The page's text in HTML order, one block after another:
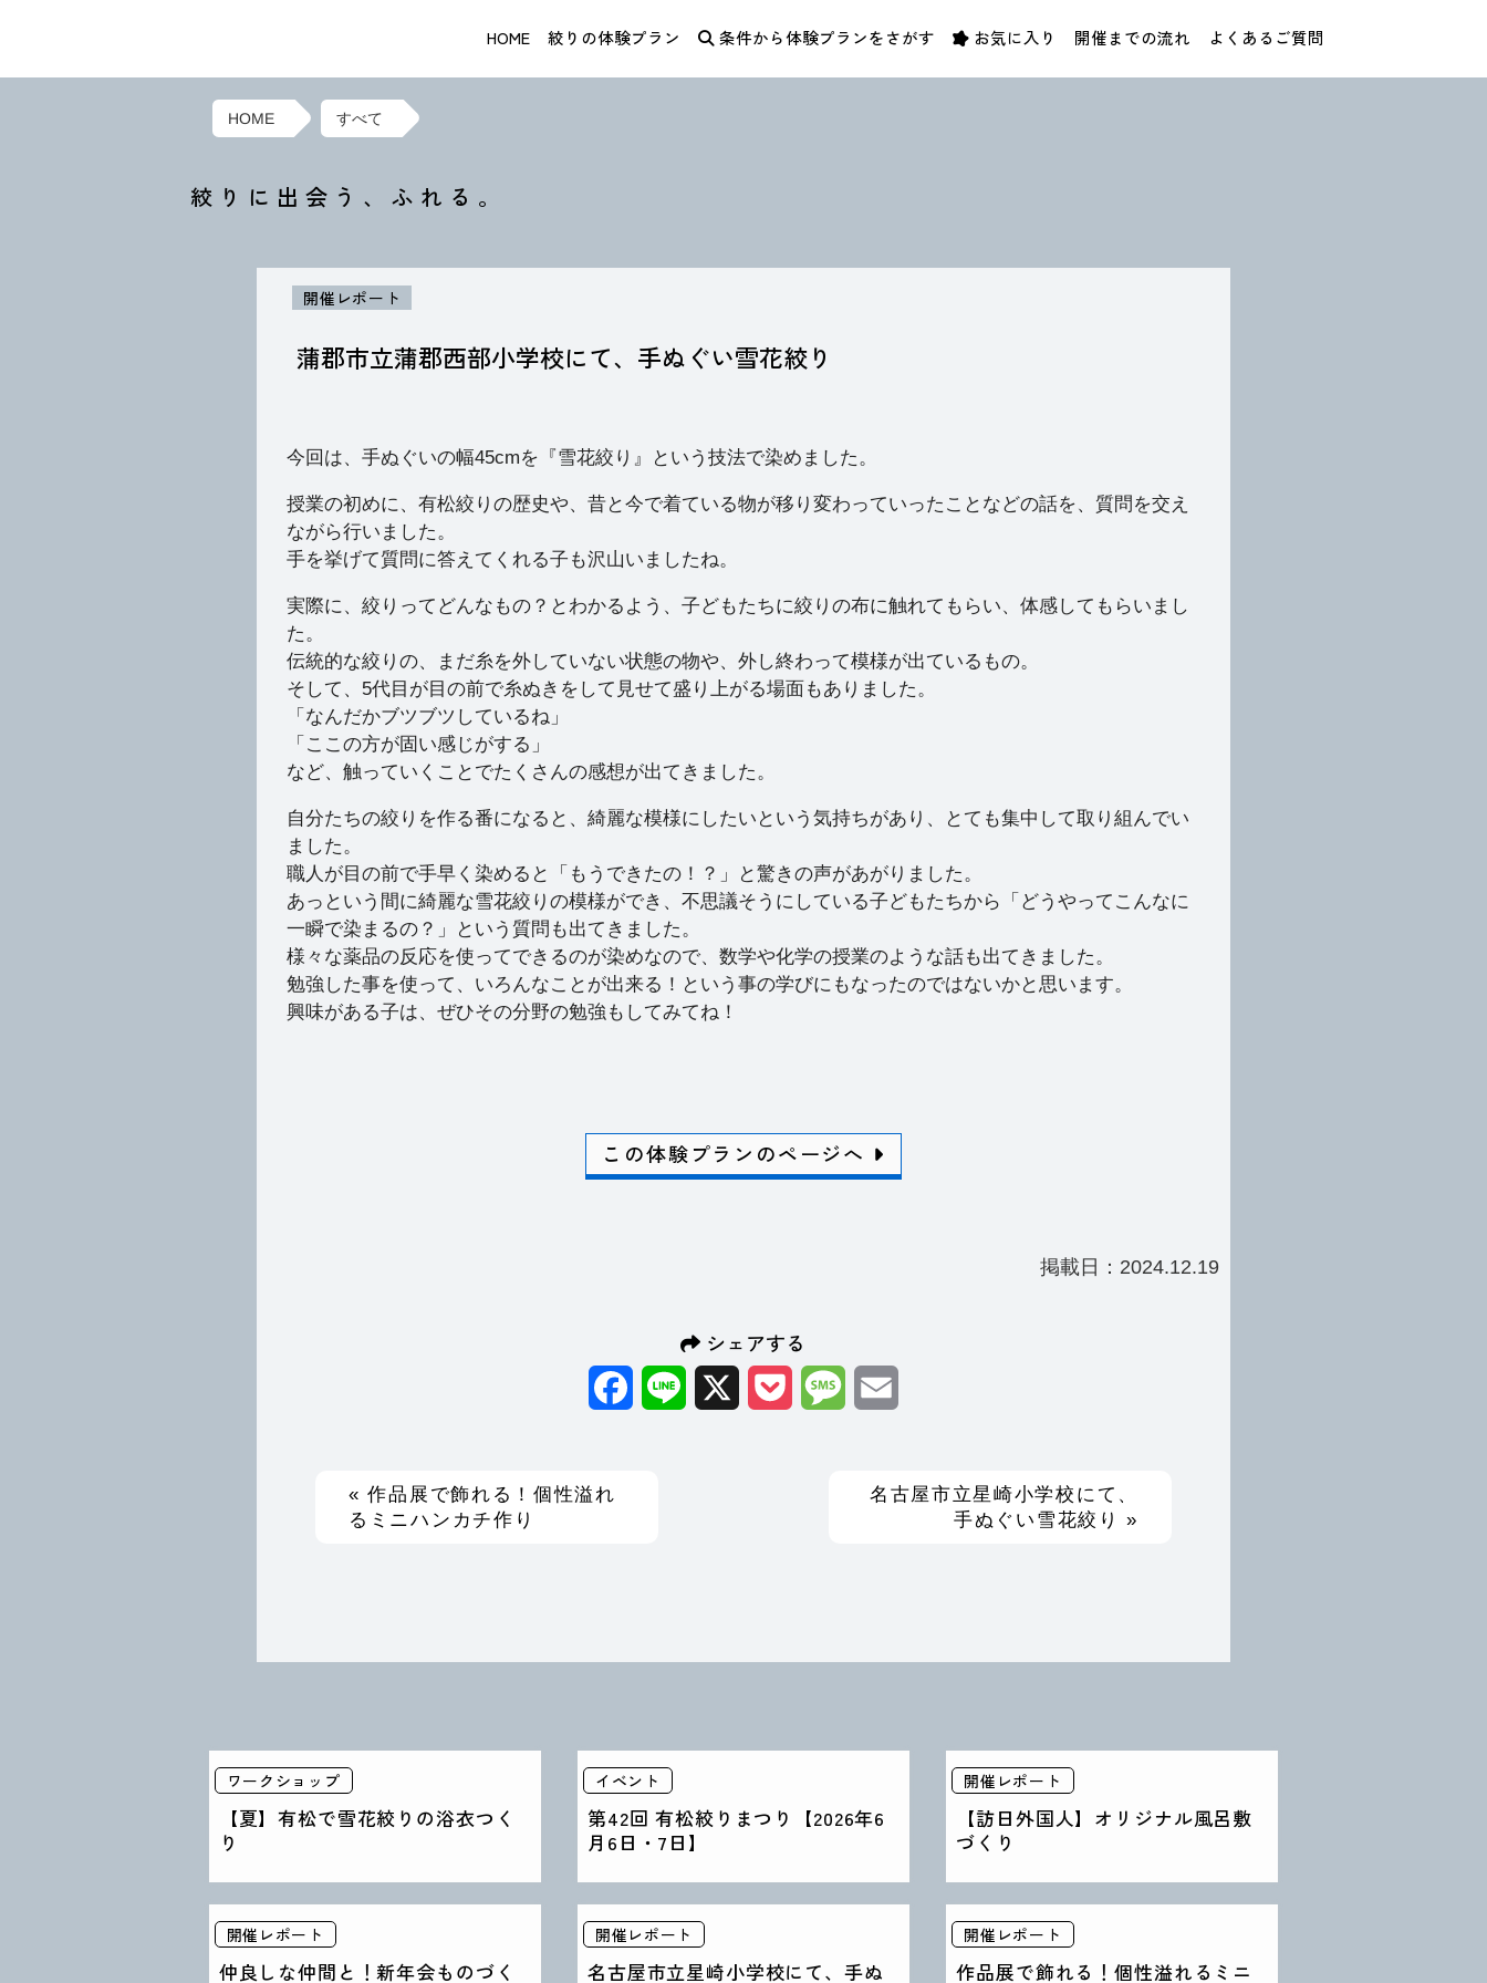
HOME 絞りの体験プラン 条件から体験プランをさがす お気に入り 開催までの流れ よくあるご質問
HOME すべて
絞りに出会う、ふれる。
開催レポート
蒲郡市立蒲郡西部小学校にて、手ぬぐい雪花絞り
今回は、手ぬぐいの幅45cmを『雪花絞り』という技法で染めました。
授業の初めに、有松絞りの歴史や、昔と今で着ている物が移り変わっていったことなどの話を、質問を交え
ながら行いました。
手を挙げて質問に答えてくれる子も沢山いましたね。
実際に、絞りってどんなもの？とわかるよう、子どもたちに絞りの布に触れてもらい、体感してもらいまし
た。
伝統的な絞りの、まだ糸を外していない状態の物や、外し終わって模様が出ているもの。
そして、5代目が目の前で糸ぬきをして見せて盛り上がる場面もありました。
「なんだかブツブツしているね」
「ここの方が固い感じがする」
など、触っていくことでたくさんの感想が出てきました。
自分たちの絞りを作る番になると、綺麗な模様にしたいという気持ちがあり、とても集中して取り組んでい
ました。
職人が目の前で手早く染めると「もうできたの！？」と驚きの声があがりました。
あっという間に綺麗な雪花絞りの模様ができ、不思議そうにしている子どもたちから「どうやってこんなに
一瞬で染まるの？」という質問も出てきました。
様々な薬品の反応を使ってできるのが染めなので、数学や化学の授業のような話も出てきました。
勉強した事を使って、いろんなことが出来る！という事の学びにもなったのではないかと思います。
興味がある子は、ぜひその分野の勉強もしてみてね！
この体験プランのページへ
掲載日：2024.12.19
シェアする
Facebook
Line Pocket Message
« 作品展で飾れる！個性溢れ
るミニハンカチ作り
名古屋市立星崎小学校にて、
手ぬぐい雪花絞り »
ワークショップ
【夏】有松で雪花絞りの浴衣つく
り
イベント
第42回 有松絞りまつり【2026年6
月6日・7日】
開催レポート
【訪日外国人】オリジナル風呂敷
づくり
開催レポート
仲良しな仲間と！新年会ものづく
開催レポート
名古屋市立星崎小学校にて、手ぬ
開催レポート
作品展で飾れる！個性溢れるミニ